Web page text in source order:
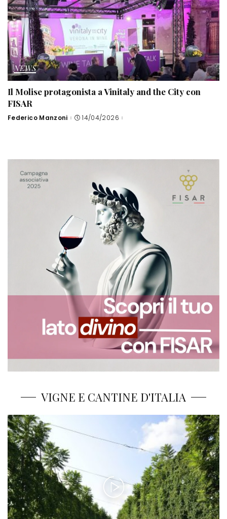
NEWS
Il Molise protagonista a Vinitaly and the City con
FISAR
Posted
Federico Manzoni 14/04/2026
VIGNE E CANTINE D'ITALIA